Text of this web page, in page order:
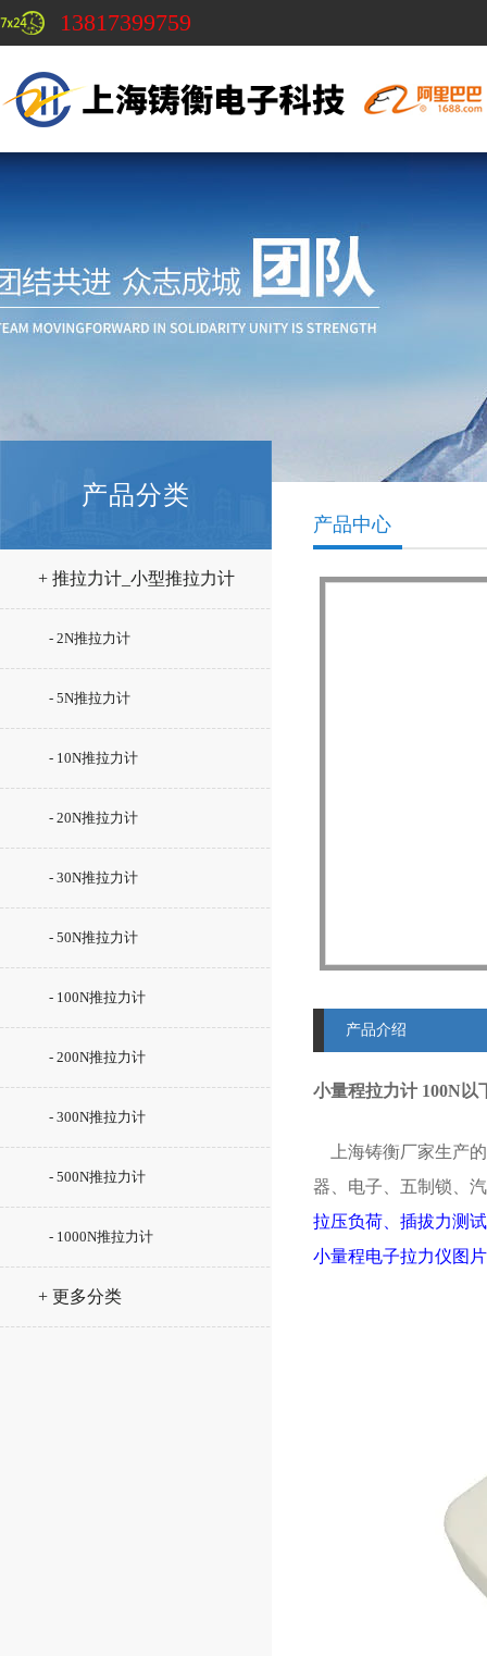
13817399759
产品分类
+ 推拉力计_小型推拉力计
- 2N推拉力计
- 5N推拉力计
- 10N推拉力计
- 20N推拉力计
- 30N推拉力计
- 50N推拉力计
- 100N推拉力计
- 200N推拉力计
- 300N推拉力计
- 500N推拉力计
- 1000N推拉力计
+ 更多分类
产品中心
产品介绍
小量程拉力计 100N以
上海铸衡厂家生产
器、电子、五制锁、
拉压负荷、插拔力测
小量程电子拉力仪图片